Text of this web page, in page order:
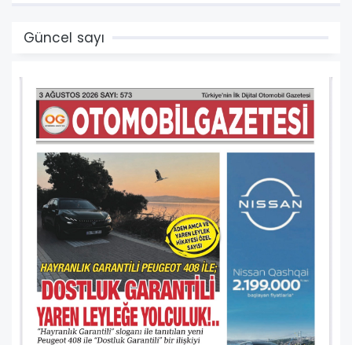
Güncel sayı